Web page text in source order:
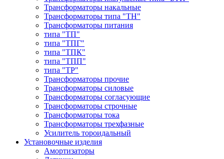
Трансформаторы накальные
Трансформаторы типа "ТН"
Трансформаторы питания
типа "ТП"
типа "ТПГ"
типа "ТПК"
типа "ТПП"
типа "ТР"
Трансформаторы прочие
Трансформаторы силовые
Трансформаторы согласующие
Трансформаторы строчные
Трансформаторы тока
Трансформаторы трехфазные
Усилитель тороидальный
Установочные изделия
Амортизаторы